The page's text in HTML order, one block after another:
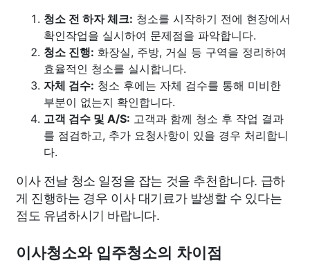
청소 전 하자 체크: 청소를 시작하기 전에 현장에서
확인작업을 실시하여 문제점을 파악합니다.
청소 진행: 화장실, 주방, 거실 등 구역을 정리하여
효율적인 청소를 실시합니다.
자체 검수: 청소 후에는 자체 검수를 통해 미비한
부분이 없는지 확인합니다.
고객 검수 및 A/S: 고객과 함께 청소 후 작업 결과
를 점검하고, 추가 요청사항이 있을 경우 처리합니
다.
이사 전날 청소 일정을 잡는 것을 추천합니다. 급하
게 진행하는 경우 이사 대기료가 발생할 수 있다는
점도 유념하시기 바랍니다.
이사청소와 입주청소의 차이점